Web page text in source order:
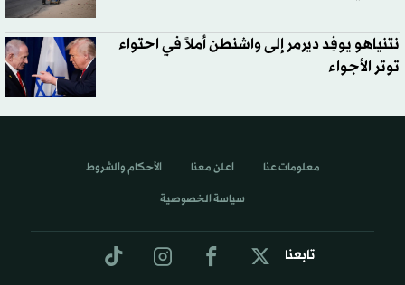
نتنياهو يوفِد ديرمر إلى واشنطن أملاً في احتواء
توتر الأجواء
تابعنا
معلومات عنا اعلن معنا الأحكام والشروط
سياسة الخصوصية